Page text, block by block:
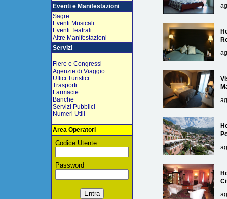
Eventi e Manifestazioni
Sagre
Eventi Musicali
Eventi Teatrali
Altre Manifestazioni
Servizi
Fiere e Congressi
Agenzie di Viaggio
Uffici Turistici
Trasporti
Farmacie
Banche
Servizi Pubblici
Numeri Utili
Area Operatori
Codice Utente
Password